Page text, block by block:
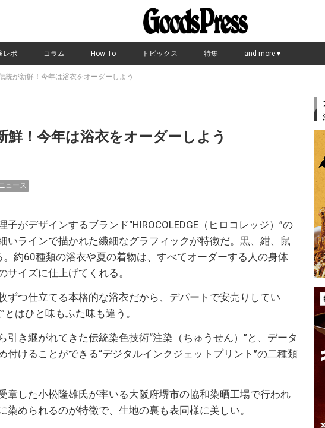
レポ コラム How To トピックス 特集 and more▼
統が新鮮！今年は浴衣をオーダーしよう
鮮！今年は浴衣をオーダーしよう
ュース
子がデザインするブランド“HIROCOLEDGE（ヒロコレッジ）”の
いラインで描かれた繊細なグラフィックが特徴だ。黒、紺、鼠
約60種類の浴衣や夏の着物は、すべてオーダーする人の身体
サイズに仕上げてくれる。
ずつ仕立てる本格的な浴衣だから、デパートで安売りしてい
とはひと味もふた味も違う。
引き継がれてきた伝統染色技術“注染（ちゅうせん）”と、データ
付けることができる“デジタルインクジェットプリント”の二種類
章した小松隆雄氏が率いる大阪府堺市の協和染晒工場で行われ
染められるのが特徴で、生地の裏も表同様に美しい。